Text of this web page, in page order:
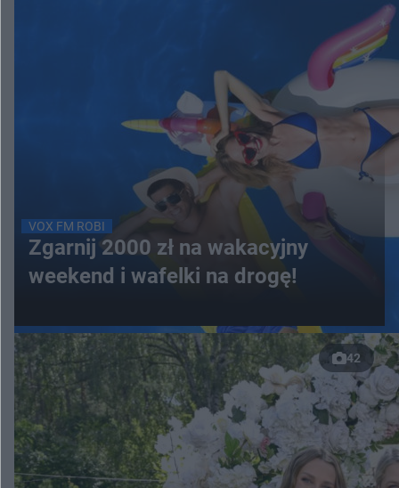
VOX FM ROBI
Zgarnij 2000 zł na wakacyjny
weekend i wafelki na drogę!
42